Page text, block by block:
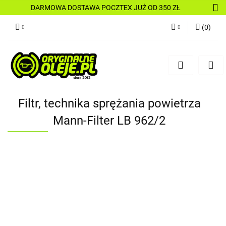
DARMOWA DOSTAWA POCZTEX JUŻ OD 350 ZŁ
Zarejestruj się
(0)
Filtr, technika sprężania powietrza
Mann-Filter LB 962/2